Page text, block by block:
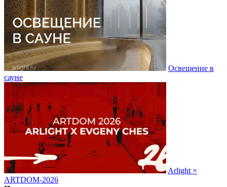
Освещение в
сауне
Arlight ×
ARTDOM-2026